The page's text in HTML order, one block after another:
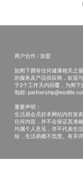
有损毁情况，
5913 1675)
商户合作 / 加盟
如阁下拥有任何健康相关之
的服务及产品供应商，欢迎
于2个工作天内回覆，为阁下
电邮:
重要声明：
生活易会员於本网站内所发
任何内容，并不会保证其准
均属个人意见，并不代表生
纷，生活易概不负责。有关